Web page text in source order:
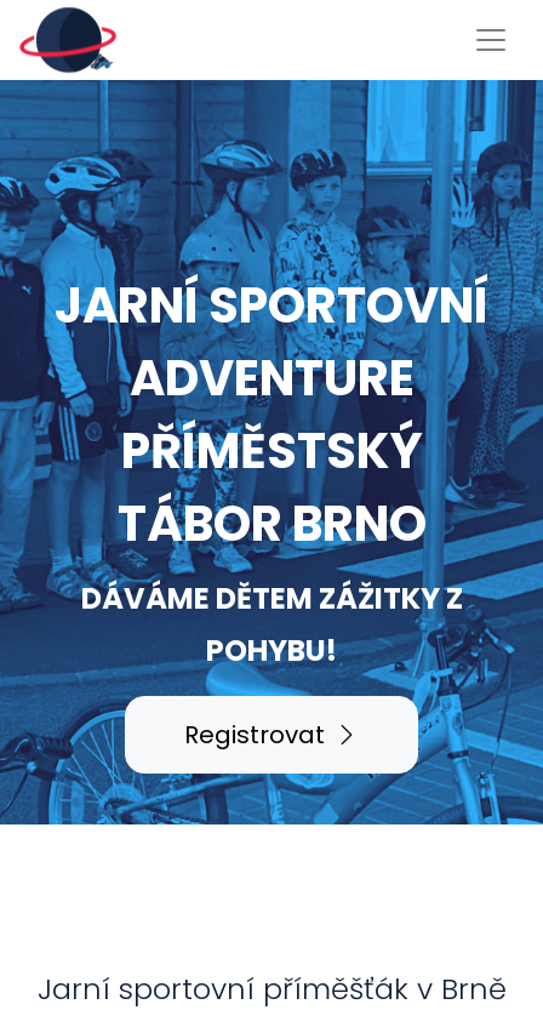
JARNÍ SPORTOVNÍ
ADVENTURE
PŘÍMĚSTSKÝ
TÁBOR BRNO
DÁVÁME DĚTEM ZÁŽITKY Z
POHYBU!
Registrovat
Jarní sportovní příměšťák v Brně